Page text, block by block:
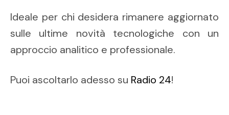
Ideale per chi desidera rimanere aggiornato
sulle ultime novità tecnologiche con un
approccio analitico e professionale.
Puoi ascoltarlo adesso su Radio 24!